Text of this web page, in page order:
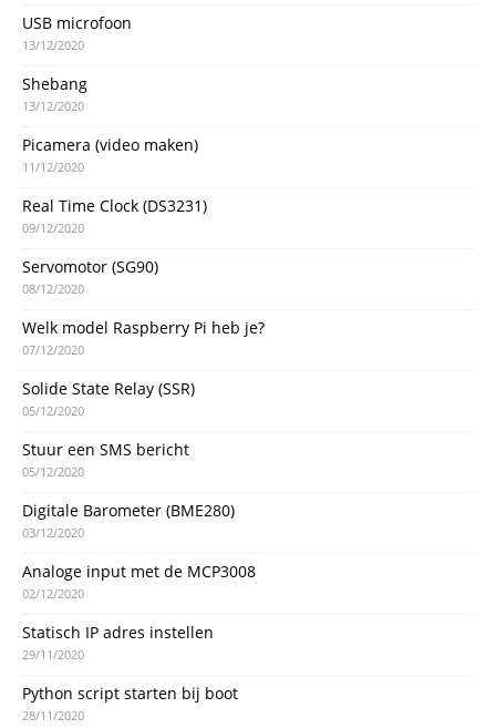
USB microfoon
13/12/2020
Shebang
13/12/2020
Picamera (video maken)
11/12/2020
Real Time Clock (DS3231)
09/12/2020
Servomotor (SG90)
08/12/2020
Welk model Raspberry Pi heb je?
07/12/2020
Solide State Relay (SSR)
05/12/2020
Stuur een SMS bericht
05/12/2020
Digitale Barometer (BME280)
03/12/2020
Analoge input met de MCP3008
02/12/2020
Statisch IP adres instellen
29/11/2020
Python script starten bij boot
28/11/2020